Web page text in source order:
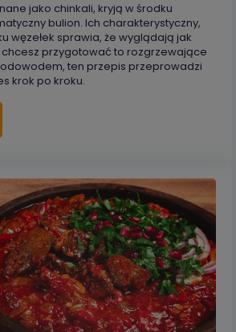
jako chinkali, kryją w środku
bulion. Ich charakterystyczny,
węzełek sprawia, że wyglądają jak
chcesz przygotować to rozgrzewające
ten przepis przeprowadzi
krok po kroku.